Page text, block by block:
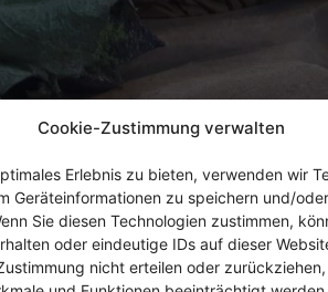
Cookie-Zustimmung verwalten
Erlebnis zu bieten, verwenden wir
Geräteinformationen zu speichern und/
Sie diesen Technologien zustimmen,
oder eindeutige IDs auf dieser
nicht erteilen oder
Harthau
fand imAltenpflegeheim in